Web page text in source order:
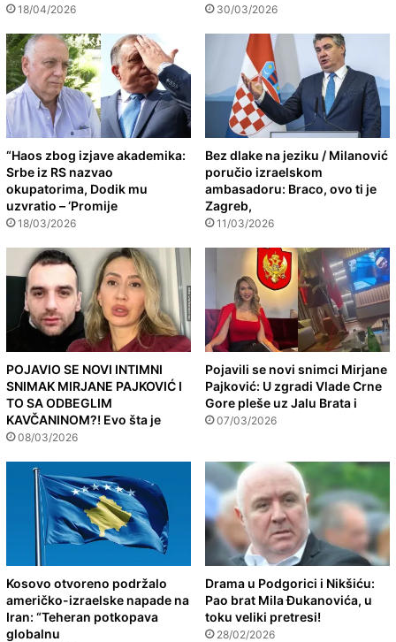
18/04/2026 30/03/2026
“Haos zbog izjave akademika:
Srbe iz RS nazvao
okupatorima, Dodik mu
uzvratio – ‘Promije
18/03/2026
Bez dlake na jeziku / Milanović
poručio izraelskom
ambasadoru: Braco, ovo ti je
Zagreb,
11/03/2026
POJAVIO SE NOVI INTIMNI
SNIMAK MIRJANE PAJKOVIĆ I
TO SA ODBEGLIM
KAVČANINOM?! Evo šta je
08/03/2026
Pojavili se novi snimci Mirjane
Pajković: U zgradi Vlade Crne
Gore pleše uz Jalu Brata i
07/03/2026
Kosovo otvoreno podržalo
američko-izraelske napade na
Iran: “Teheran potkopava
globalnu
Drama u Podgorici i Nikšiću:
Pao brat Mila Đukanovića, u
toku veliki pretresi!
28/02/2026